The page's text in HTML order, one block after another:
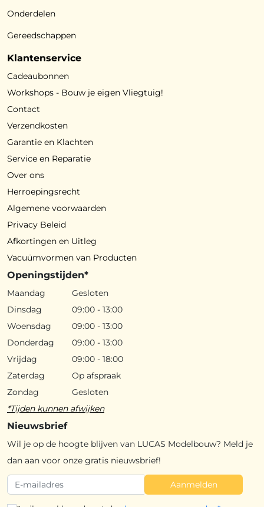
Onderdelen
Gereedschappen
Klantenservice
Cadeaubonnen
Workshops - Bouw je eigen Vliegtuig!
Contact
Verzendkosten
Garantie en Klachten
Service en Reparatie
Over ons
Herroepingsrecht
Algemene voorwaarden
Privacy Beleid
Afkortingen en Uitleg
Vacuümvormen van Producten
Openingstijden*
Maandag
Gesloten
Dinsdag
09:00 - 13:00
Woensdag
09:00 - 13:00
Donderdag
09:00 - 13:00
Vrijdag
09:00 - 18:00
Zaterdag
Op afspraak
Zondag
Gesloten
*Tijden kunnen afwijken
Nieuwsbrief
Wil je op de hoogte blijven van LUCAS Modelbouw? Meld je
dan aan voor onze gratis nieuwsbrief!
Aanmelden